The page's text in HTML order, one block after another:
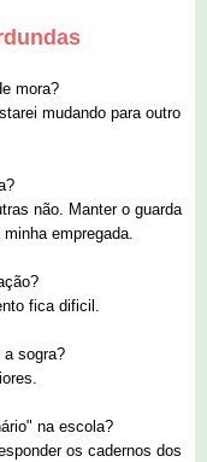
mora?
mudando para outro
não. Manter o guarda
empregada.
fica dificil.
sogra?
na escola?
os cadernos dos